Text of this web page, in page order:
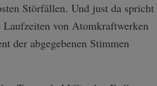
Störfällen. Und just da spricht
Laufzeiten von Atomkraftwerken
der abgegebenen Stimmen